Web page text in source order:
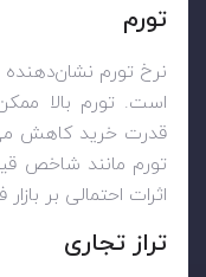
تورم
نرخ تورم
است. تورم بالا
قدرت خرید کاهش
تورم مانند شاخص
اثرات احتمالی بر
تراز تجاری